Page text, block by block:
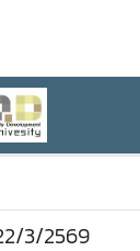
องหน่ว
วยงาน